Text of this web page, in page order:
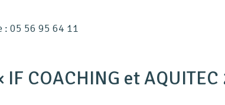
: 05 56 95 64 11
IF COACHING et AQUITEC